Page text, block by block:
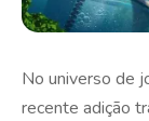
No universo de
recente adição